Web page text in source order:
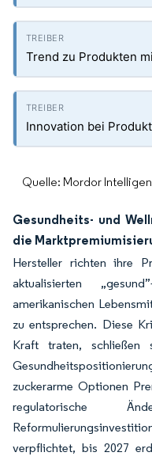
Trend zu Produkten
Innovation bei
Quelle: Mordor
Gesundheits- und
die
Hersteller richten ihre
aktualisierten
amerikanischen
zu entsprechen. Diese
Kraft traten, schließen
zuckerarme Optionen
regulatorische
verpflichtet, bis 2027